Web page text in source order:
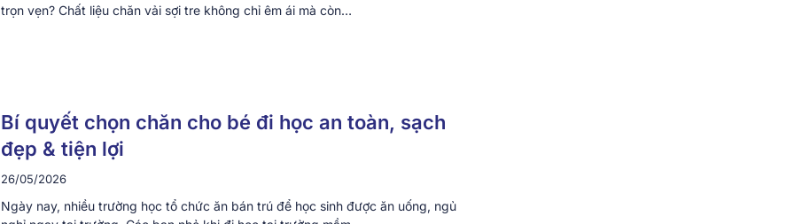
trọn vẹn? Chất liệu chăn vải sợi tre không chỉ êm ái mà còn…
Bí quyết chọn chăn cho bé đi học an toàn, sạch
đẹp & tiện lợi
26/05/2026
Ngày nay, nhiều trường học tổ chức ăn bán trú để học sinh được ăn uống, ngủ